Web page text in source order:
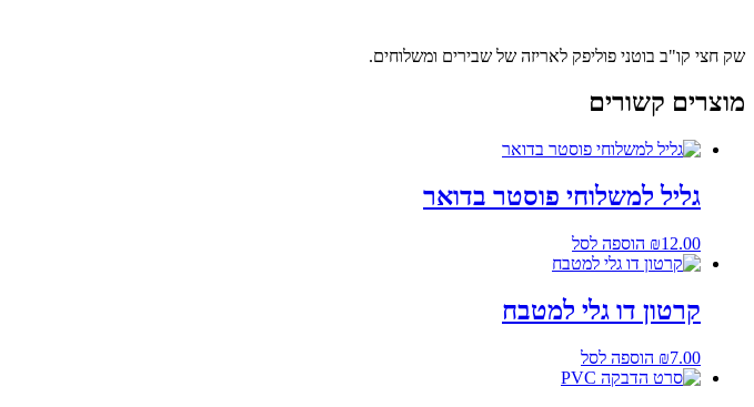
שק חצי קו"ב בוטני פוליפק לאריזה של שבירים ומשלוחים.
מוצרים קשורים
גליל למשלוחי פוסטר בדואר
₪12.00 הוספה לסל
קרטון דו גלי למטבח
₪7.00 הוספה לסל